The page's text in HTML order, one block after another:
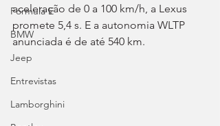
Fórmula E
BMW
Jeep
Entrevistas
Lamborghini
aceleração de 0 a 100 km/h, a Lexus
promete 5,4 s. E a autonomia WLTP
anunciada é de até 540 km.